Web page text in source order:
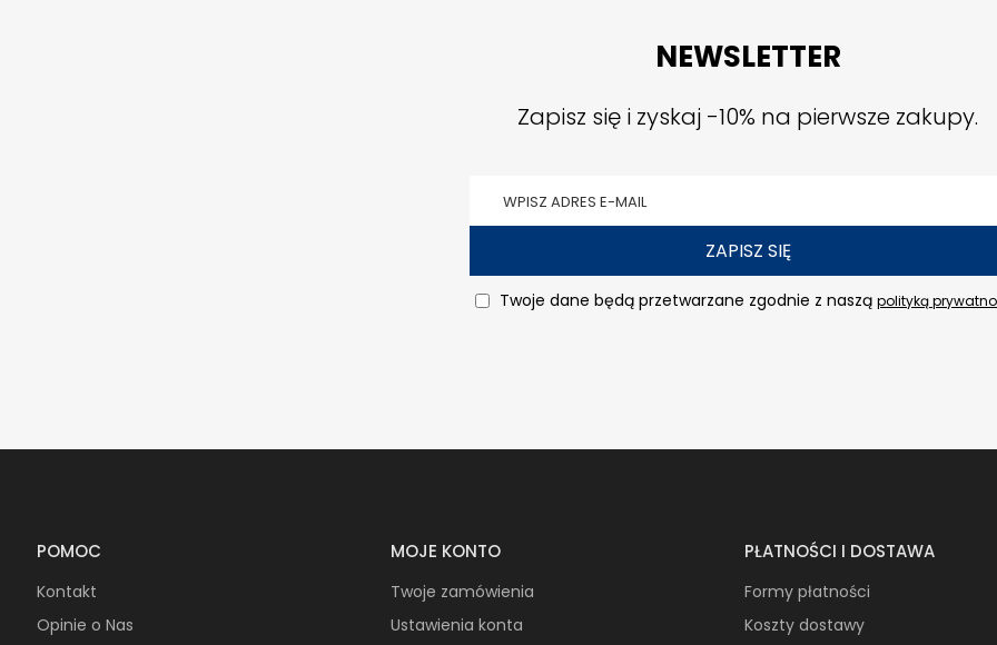
NEWSLETTER
Zapisz się i zyskaj -10% na pierwsze zakupy.
ZAPISZ SIĘ
Twoje dane będą przetwarzane zgodnie z naszą polityką
POMOC
Kontakt
Opinie o Nas
MOJE KONTO
Twoje zamówienia
Ustawienia konta
PŁATNOŚCI I DOSTAWA
Formy płatności
Koszty dostawy